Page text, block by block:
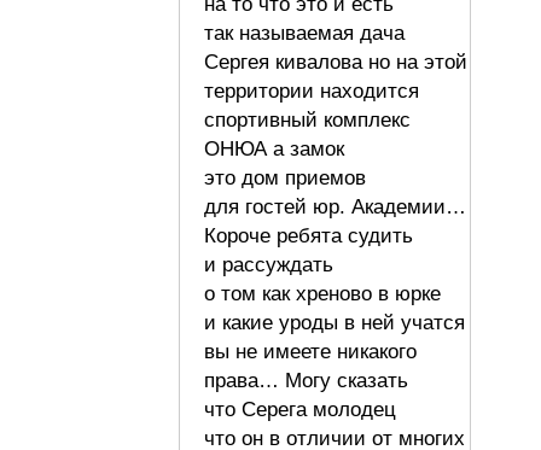
на то что это и есть
так называемая дача
Сергея кивалова но на этой
территории находится
спортивный комплекс
ОНЮА а замок
это дом приемов
для гостей юр. Академии…
Короче ребята судить
и рассуждать
о том как хреново в юрке
и какие уроды в ней учатся
вы не имеете никакого
права… Могу сказать
что Серега молодец
что он в отличии от многих